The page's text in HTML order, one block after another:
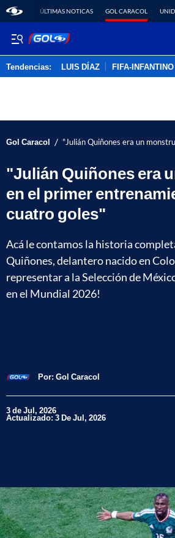
ÚLTIMAS NOTICAS GOL CARACOL
Tendencias: LUIS DÍAZ FIFA-INFANTINO
Gol Caracol / "Julián Quiñones era un
"Julián Quiñones era
en el primer
cuatro goles"
Acá le contamos la historia
Quiñones, delantero nacido en
representar a la Selección de
en el Mundial 2026!
Por: Gol Caracol
3 de Jul, 2026
Actualizado: 3 De Jul, 2026